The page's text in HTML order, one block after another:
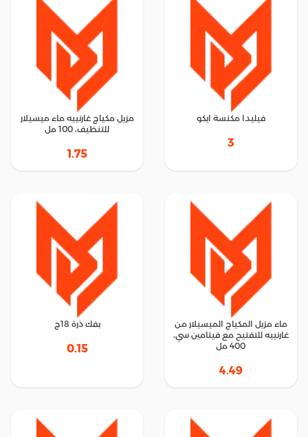
فيليدا مكنسة ايكو
3
مزيل مكياج غارنييه ماء ميسيلار
للتنظيف، 100 مل
1.75
ماء مزيل المكياج الميسيلار من
غارنييه للتفتيح مع فيتامين سي،
400 مل
4.49
بفك ذرة 18ج
0.15